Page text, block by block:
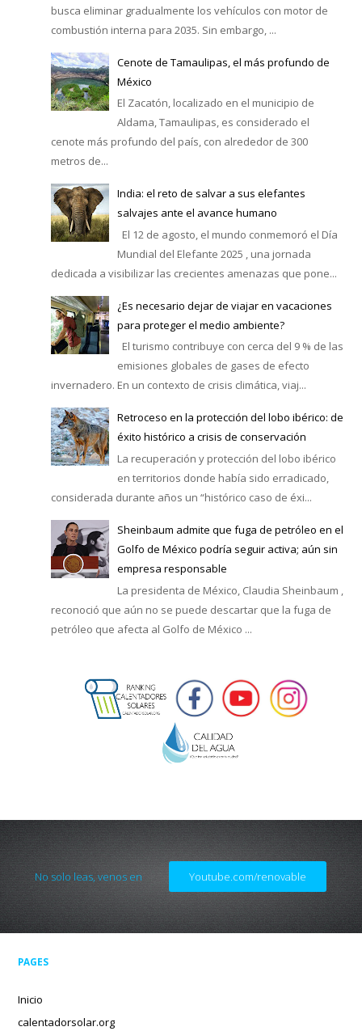
busca eliminar gradualmente los vehículos con motor de
combustión interna para 2035. Sin embargo, ...
Cenote de Tamaulipas, el más profundo de
México
El Zacatón, localizado en el municipio de
Aldama, Tamaulipas, es considerado el
cenote más profundo del país, con alrededor de 300
metros de...
India: el reto de salvar a sus elefantes
salvajes ante el avance humano
El 12 de agosto, el mundo conmemoró el Día
Mundial del Elefante 2025 , una jornada
dedicada a visibilizar las crecientes amenazas que pone...
¿Es necesario dejar de viajar en vacaciones
para proteger el medio ambiente?
El turismo contribuye con cerca del 9 % de las
emisiones globales de gases de efecto
invernadero. En un contexto de crisis climática, viaj...
Retroceso en la protección del lobo ibérico: de
éxito histórico a crisis de conservación
La recuperación y protección del lobo ibérico
en territorios donde había sido erradicado,
considerada durante años un “histórico caso de éxi...
Sheinbaum admite que fuga de petróleo en el
Golfo de México podría seguir activa; aún sin
empresa responsable
La presidenta de México, Claudia Sheinbaum ,
reconoció que aún no se puede descartar que la fuga de
petróleo que afecta al Golfo de México ...
No solo leas, venos en Youtube.com/renovable
PAGES
Inicio
calentadorsolar.org